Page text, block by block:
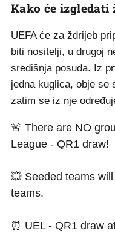
Kako će izgledati
UEFA će za ždrijeb
biti nositelji, u drugoj
središnja posuda. Iz
jedna kuglica, obje se
zatim se iz nje
🚨 There are NO
League - QR1 draw!
💥 Seeded teams
teams.
⏰ UEL - QR1 draw